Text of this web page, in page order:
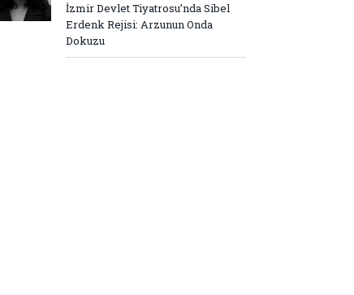
İzmir Devlet Tiyatrosu’nda Sibel
Erdenk Rejisi: Arzunun Onda
Dokuzu